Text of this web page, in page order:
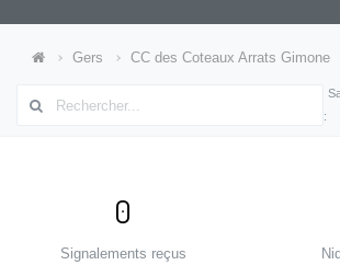
Gers CC des Coteaux Arrats Gimone
:
0
Signalements reçus